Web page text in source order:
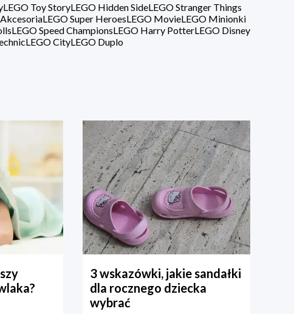
LEGO Toy StoryLEGO Hidden SideLEGO Stranger Things
LEGO Super HeroesLEGO MovieLEGO Minionki
LEGO Speed ChampionsLEGO Harry PotterLEGO Disney
LEGO CityLEGO Duplo
3 wskazówki, jakie sandałki
dla rocznego dziecka
wybrać